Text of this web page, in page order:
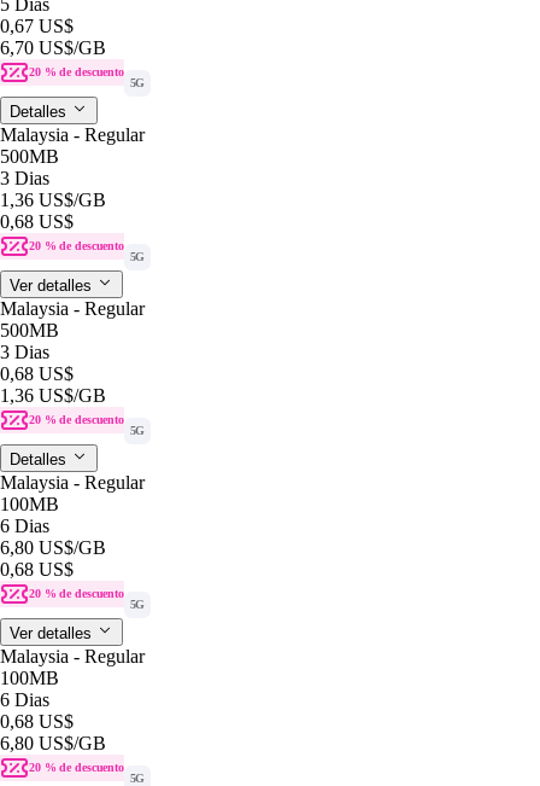
0,67 US$
6,70 US$/GB
20 % de descuento
5G
Detalles
Malaysia - Regular
500MB
3 Dias
1,36 US$/GB
0,68 US$
20 % de descuento
5G
Ver detalles
Malaysia - Regular
500MB
3 Dias
0,68 US$
1,36 US$/GB
20 % de descuento
5G
Detalles
Malaysia - Regular
100MB
6 Dias
6,80 US$/GB
0,68 US$
20 % de descuento
5G
Ver detalles
Malaysia - Regular
100MB
6 Dias
0,68 US$
6,80 US$/GB
20 % de descuento
5G